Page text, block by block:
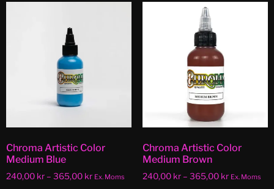
Chroma Artistic Color
Medium Blue
240,00 kr– 365,00 kr Ex. Moms
Chroma Artistic Color
Medium Brown
240,00 kr – 365,00 kr Ex. Moms